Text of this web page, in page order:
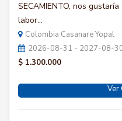
SECAMIENTO, nos
labor...
Colombia Casanare Yopal
2026-08-31 - 2027-08-
$ 1.300.000
Ver